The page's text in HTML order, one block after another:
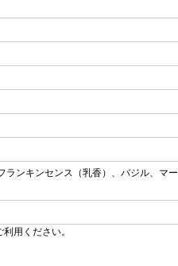
ランキンセンス（乳香）、バジル、マー
用ください。